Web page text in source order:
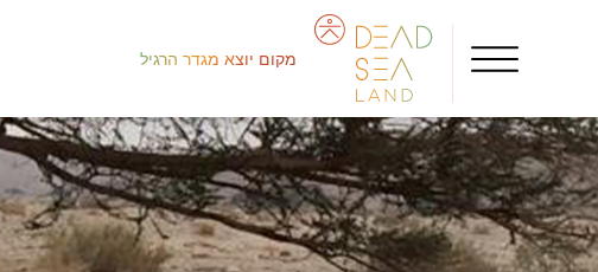
מקום יוצא מגדר הרגיל